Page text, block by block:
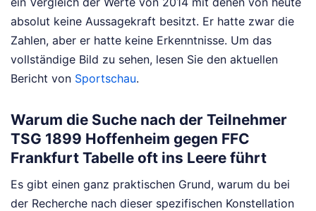
absolut keine Aussagekraft besitzt. Er hatte zwar die
Zahlen, aber er hatte keine Erkenntnisse. Um das
vollständige Bild zu sehen, lesen Sie den aktuellen
Bericht von Sportschau.
Warum die Suche nach der Teilnehmer
TSG 1899 Hoffenheim gegen FFC
Frankfurt Tabelle oft ins Leere führt
Es gibt einen ganz praktischen Grund, warum du bei
der Recherche nach dieser spezifischen Konstellation